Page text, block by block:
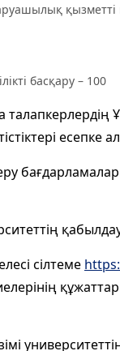
қызметті
басқару – 100
талапкерлердің
есепке
сілтеме